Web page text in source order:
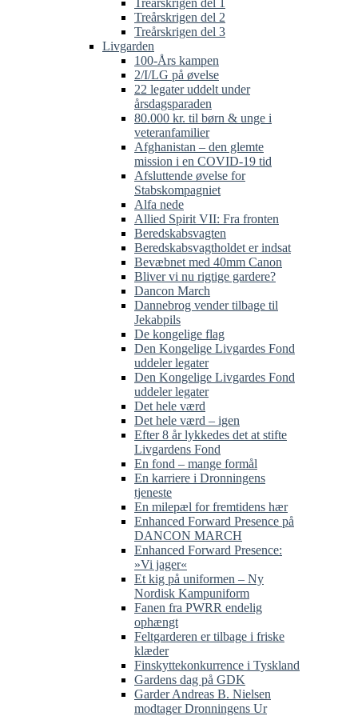
Treårskrigen del 1
Treårskrigen del 2
Treårskrigen del 3
Livgarden
100-Års kampen
2/I/LG på øvelse
22 legater uddelt under
årsdagsparaden
80.000 kr. til børn & unge i
veteranfamilier
Afghanistan – den glemte
mission i en COVID-19 tid
Afsluttende øvelse for
Stabskompagniet
Alfa nede
Allied Spirit VII: Fra fronten
Beredskabsvagten
Beredskabsvagtholdet er indsat
Bevæbnet med 40mm Canon
Bliver vi nu rigtige gardere?
Dancon March
Dannebrog vender tilbage til
Jekabpils
De kongelige flag
Den Kongelige Livgardes Fond
uddeler legater
Den Kongelige Livgardes Fond
uddeler legater
Det hele værd
Det hele værd – igen
Efter 8 år lykkedes det at stifte
Livgardens Fond
En fond – mange formål
En karriere i Dronningens
tjeneste
En milepæl for fremtidens hær
Enhanced Forward Presence på
DANCON MARCH
Enhanced Forward Presence:
»Vi jager«
Et kig på uniformen – Ny
Nordisk Kampuniform
Fanen fra PWRR endelig
ophængt
Feltgarderen er tilbage i friske
klæder
Finskyttekonkurrence i Tyskland
Gardens dag på GDK
Garder Andreas B. Nielsen
modtager Dronningens Ur